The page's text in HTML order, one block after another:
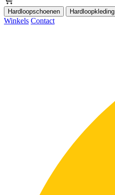
Hardloopschoenen Hardloopkleding
Winkels Contact